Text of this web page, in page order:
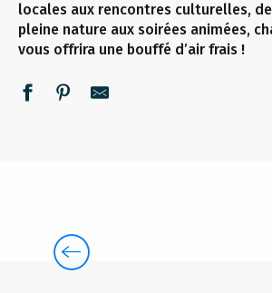
locales aux rencontres culturelles,
pleine nature aux soirées animées,
vous offrira une bouffé d’air frais !